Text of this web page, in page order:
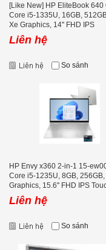
[Like New] HP EliteBook 640
Core i5-1335U, 16GB,
Xe Graphics, 14'' FHD IPS
Liên hệ
So sánh
HP Envy x360 2-in-1 15-
Core i5-1235U, 8GB, 256GB,
Graphics, 15.6'' FHD IPS
Liên hệ
So sánh